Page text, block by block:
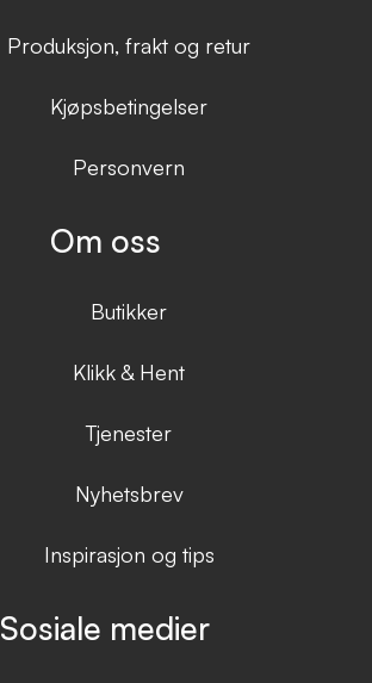
Produksjon, frakt og retur
Kjøpsbetingelser
Personvern
Om oss
Butikker
Klikk & Hent
Tjenester
Nyhetsbrev
Inspirasjon og tips
Sosiale medier